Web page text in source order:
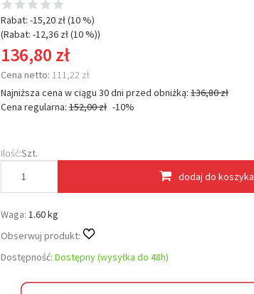
Rabat: -15,20 zł(10 %)
(Rabat: -12,36 zł(10 %))
136,80 zł
Cena netto: 111,22 zł
Najniższa cena w ciągu 30 dni przed obniżką: 136,80 zł
Cena regularna: 152,00 zł -10%
Ilość:Szt.
dodaj do koszyka
Waga: 1.60 kg
Obserwuj produkt:
Dostępność: Dostępny (wysyłka do 48h)